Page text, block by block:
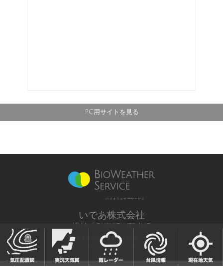
PC用サイトを見る
バイオウェザーサービス
いであ株式会社
IDEA Consultants, Inc.
気象庁長官予報業務許可 第12号
All Rights Reserved,
Copyright(c) 2003-2021 IDEA Consultants,Inc